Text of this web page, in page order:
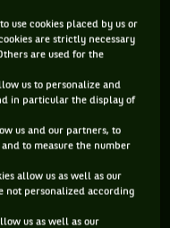
raison de
17 ans aux
les lycéennes
débute le tournoi de
totale. Les jours qui
joueurs du tableau
use cookies placed by us or
are strictly necessary
are used for the
us to personalize and
in particular the display of
us and our partners, to
to measure the number
allow us as well as our
not personalized according
us as well as our